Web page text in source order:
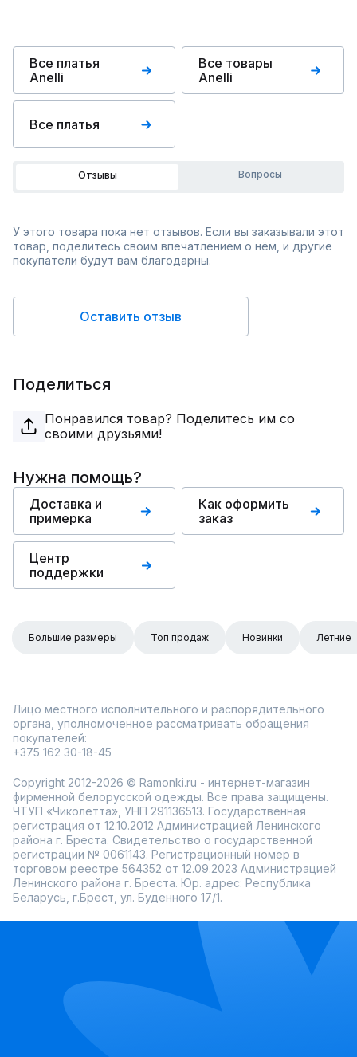
Все платья
Anelli
Все товары
Anelli
Все платья
Отзывы Вопросы
У этого товара пока нет отзывов. Если вы заказывали этот
товар, поделитесь своим впечатлением о нём, и другие
покупатели будут вам благодарны.
Оставить отзыв
Поделиться
Понравился товар? Поделитесь им со
своими друзьями!
Нужна помощь?
Доставка и
примерка
Как оформить
заказ
Центр
поддержки
Большие размеры Топ продаж Новинки Летние
Лицо местного исполнительного и распорядительного
органа, уполномоченное рассматривать обращения
покупателей:
+375 162 30-18-45
Copyright 2012-2026 © Ramonki.ru - интернет-магазин
фирменной белорусской одежды. Все права защищены.
ЧТУП «Чиколетта», УНП 291136513. Государственная
регистрация от 12.10.2012 Администрацией Ленинского
района г. Бреста. Свидетельство о государственной
регистрации № 0061143. Регистрационный номер в
торговом реестре 564352 от 12.09.2023 Администрацией
Ленинского района г. Бреста. Юр. адрес: Республика
Беларусь, г.Брест, ул. Буденного 17/1.